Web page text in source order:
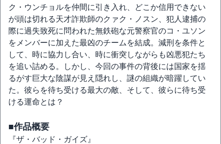
ク・ウンチョルを仲間に引き入れ、どこか信用できない
が頭は切れる天才詐欺師のクァク・ノスン、犯人逮捕の
際に過失致死に問われた無鉄砲な元警察官のコ・ユソン
をメンバーに加えた最凶のチームを結成。減刑を条件と
して、時に協力し合い、時に衝突しながらも凶悪犯たち
を追い詰める。しかし、今回の事件の背後には国家を揺
るがす巨大な陰謀が見え隠れし、謎の組織が暗躍してい
た。彼らを待ち受ける最大の敵、そして、彼らに待ち受
ける運命とは？
■作品概要
『ザ・バッド・ガイズ』